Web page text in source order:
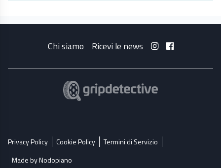
Chi siamo Ricevi le news
Privacy Policy Cookie Policy
Termini di Servizio
Made by Nodopiano